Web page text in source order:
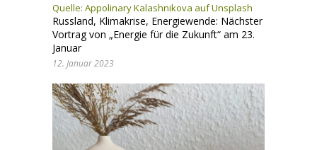
Quelle: Appolinary Kalashnikova auf Unsplash
Russland, Klimakrise, Energiewende: Nächster
Vortrag von „Energie für die Zukunft“ am 23.
Januar
12. Januar 2023